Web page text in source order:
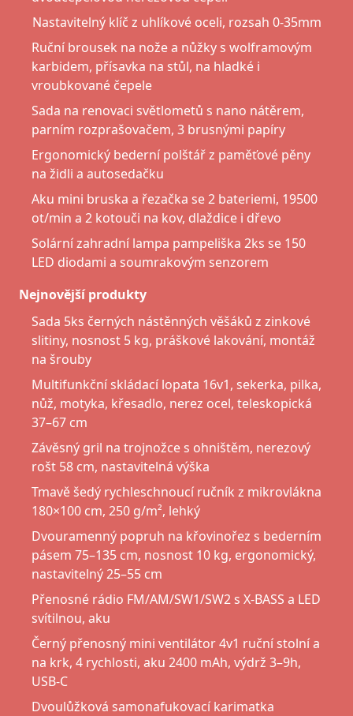
Nastavitelný klíč z uhlíkové oceli, rozsah 0-35mm
Ruční brousek na nože a nůžky s wolframovým
karbidem, přísavka na stůl, na hladké i
vroubkované čepele
Sada na renovaci světlometů s nano nátěrem,
parním rozprašovačem, 3 brusnými papíry
Ergonomický bederní polštář z paměťové pěny
na židli a autosedačku
Aku mini bruska a řezačka se 2 bateriemi, 19500
ot/min a 2 kotouči na kov, dlaždice i dřevo
Solární zahradní lampa pampeliška 2ks se 150
LED diodami a soumrakovým senzorem
Nejnovější produkty
Sada 5ks černých nástěnných věšáků z zinkové
slitiny, nosnost 5 kg, práškové lakování, montáž
na šrouby
Multifunkční skládací lopata 16v1, sekerka, pilka,
nůž, motyka, křesadlo, nerez ocel, teleskopická
37–67 cm
Závěsný gril na trojnožce s ohništěm, nerezový
rošt 58 cm, nastavitelná výška
Tmavě šedý rychleschnoucí ručník z mikrovlákna
180×100 cm, 250 g/m², lehký
Dvouramenný popruh na křovinořez s bederním
pásem 75–135 cm, nosnost 10 kg, ergonomický,
nastavitelný 25–55 cm
Přenosné rádio FM/AM/SW1/SW2 s X-BASS a LED
svítilnou, aku
Černý přenosný mini ventilátor 4v1 ruční stolní a
na krk, 4 rychlosti, aku 2400 mAh, výdrž 3–9h,
USB-C
Dvoulůžková samonafukovací karimatka